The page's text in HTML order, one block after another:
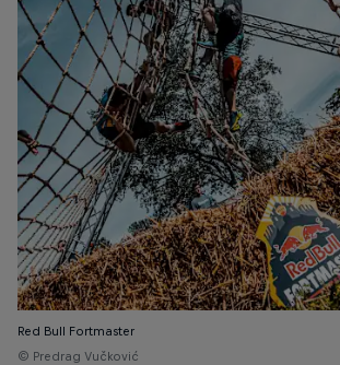
Red Bull Fortmaster
© Predrag Vučković